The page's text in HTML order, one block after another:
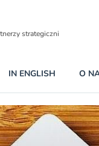
do ChataGPT Go dla
IN ENGLISH O